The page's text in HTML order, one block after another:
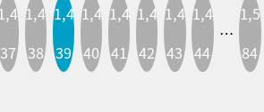
37
1,4
38
1,4
39
1,4
40
1,4
41
1,4
42
1,4
43
1,4
44
…
1,5
84